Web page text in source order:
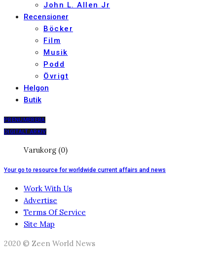
John L. Allen Jr
Recensioner
Böcker
Film
Musik
Podd
Övrigt
Helgon
Butik
PRENUMERERA
DIGITALT ARKIV
Varukorg (0)
Your go to resource for worldwide current affairs and news
Work With Us
Advertise
Terms Of Service
Site Map
2020 © Zeen World News